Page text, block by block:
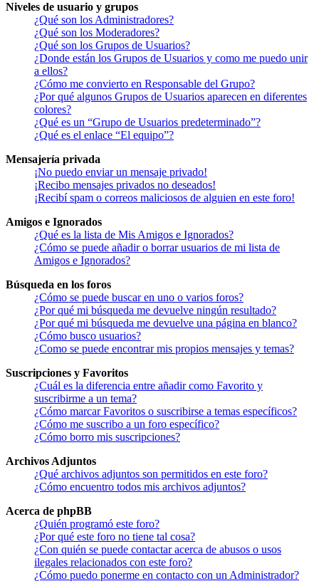
Niveles de usuario y grupos
¿Qué son los Administradores?
¿Qué son los Moderadores?
¿Qué son los Grupos de Usuarios?
¿Donde están los Grupos de Usuarios y como me puedo unir
a ellos?
¿Cómo me convierto en Responsable del Grupo?
¿Por qué algunos Grupos de Usuarios aparecen en diferentes
colores?
¿Qué es un “Grupo de Usuarios predeterminado”?
¿Qué es el enlace “El equipo”?
Mensajería privada
¡No puedo enviar un mensaje privado!
¡Recibo mensajes privados no deseados!
¡Recibí spam o correos maliciosos de alguien en este foro!
Amigos e Ignorados
¿Qué es la lista de Mis Amigos e Ignorados?
¿Cómo se puede añadir o borrar usuarios de mi lista de
Amigos e Ignorados?
Búsqueda en los foros
¿Cómo se puede buscar en uno o varios foros?
¿Por qué mi búsqueda me devuelve ningún resultado?
¿Por qué mi búsqueda me devuelve una página en blanco?
¿Cómo busco usuarios?
¿Como se puede encontrar mis propios mensajes y temas?
Suscripciones y Favoritos
¿Cuál es la diferencia entre añadir como Favorito y
suscribirme a un tema?
¿Cómo marcar Favoritos o suscribirse a temas específicos?
¿Cómo me suscribo a un foro específico?
¿Cómo borro mis suscripciones?
Archivos Adjuntos
¿Qué archivos adjuntos son permitidos en este foro?
¿Cómo encuentro todos mis archivos adjuntos?
Acerca de phpBB
¿Quién programó este foro?
¿Por qué este foro no tiene tal cosa?
¿Con quién se puede contactar acerca de abusos o usos
ilegales relacionados con este foro?
¿Cómo puedo ponerme en contacto con un Administrador?